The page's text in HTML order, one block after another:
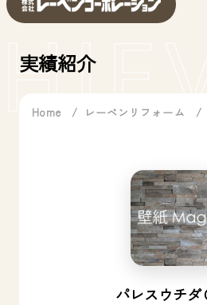
実績紹介
Home レーベンリフォーム
パレスウチダ